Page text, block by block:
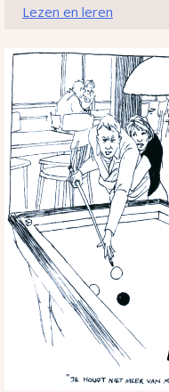
Lezen en leren